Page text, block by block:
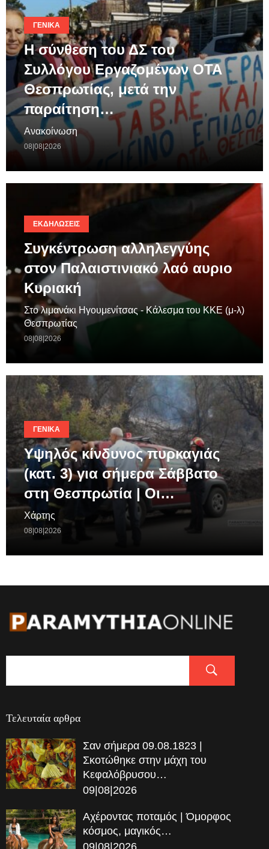
ΓΕΝΙΚΆ
Η σύνθεση του ΔΣ του
Συλλόγου Εργαζομένων ΟΤΑ
Θεσπρωτίας, μετά την
παραίτηση…
Ανακοίνωση
08|08|2026
ΕΚΔΗΛΏΣΕΙΣ
Συγκέντρωση αλληλεγγύης
στον Παλαιστινιακό λαό αυριο
Κυριακή
Στο λιμανάκι Ηγουμενίτσας - Κάλεσμα του ΚΚΕ (μ-λ)
Θεσπρωτίας
08|08|2026
ΓΕΝΙΚΆ
Υψηλός κίνδυνος πυρκαγιάς
(κατ. 3) για σήμερα Σάββατο
στη Θεσπρωτία | Οι…
Χάρτης
08|08|2026
Τελευταία αρθρα
Σαν σήμερα 09.08.1823 |
Σκοτώθηκε στην μάχη του
Κεφαλόβρυσου…
09|08|2026
Αχέροντας ποταμός | Όμορφος
κόσμος, μαγικός…
09|08|2026